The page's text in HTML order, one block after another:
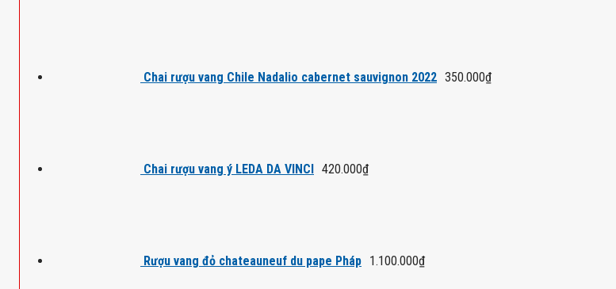
Chai rượu vang Chile Nadalio cabernet sauvignon 2022 350.000₫
Chai rượu vang ý LEDA DA VINCI 420.000₫
Rượu vang đỏ chateauneuf du pape Pháp 1.100.000₫